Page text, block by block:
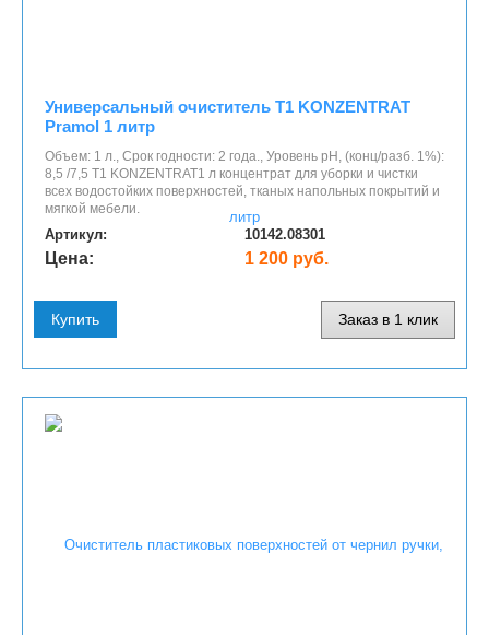
Универсальный очиститель T1 KONZENTRAT
Pramol 1 литр
Объем: 1 л., Срок годности: 2 года., Уровень рН, (конц/разб. 1%):
8,5 /7,5 T1 KONZENTRAT1 л концентрат для уборки и чистки
всех водостойких поверхностей, тканых напольных покрытий и
мягкой мебели.
Артикул: 10142.08301
Цена: 1 200 руб.
Купить Заказ в 1 клик